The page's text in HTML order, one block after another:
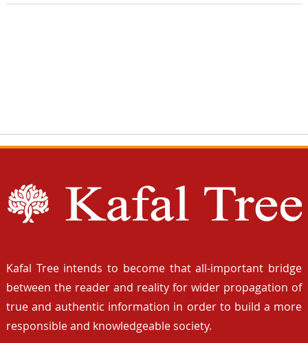
Kafal Tree intends to become that all-important bridge
between the reader and reality for wider propagation of
true and authentic information in order to build a more
responsible and knowledgeable society.